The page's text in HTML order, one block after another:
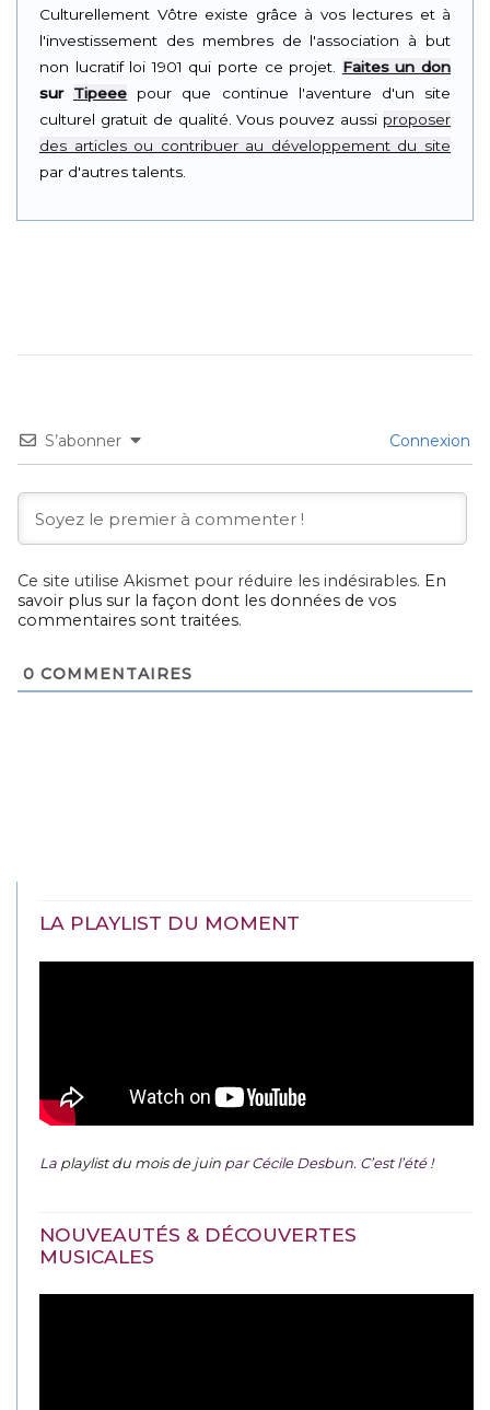
Culturellement Vôtre existe grâce à vos lectures et à
l'investissement des membres de l'association à but
non lucratif loi 1901 qui porte ce projet. Faites un don
sur Tipeee pour que continue l'aventure d'un site
culturel gratuit de qualité. Vous pouvez aussi proposer
des articles ou contribuer au développement du site
par d'autres talents.
S’abonner Connexion
Ce site utilise Akismet pour réduire les indésirables. En
savoir plus sur la façon dont les données de vos
commentaires sont traitées.
0 COMMENTAIRES
LA PLAYLIST DU MOMENT
La playlist du mois de juin par Cécile Desbun. C’est l’été !
NOUVEAUTÉS & DÉCOUVERTES
MUSICALES